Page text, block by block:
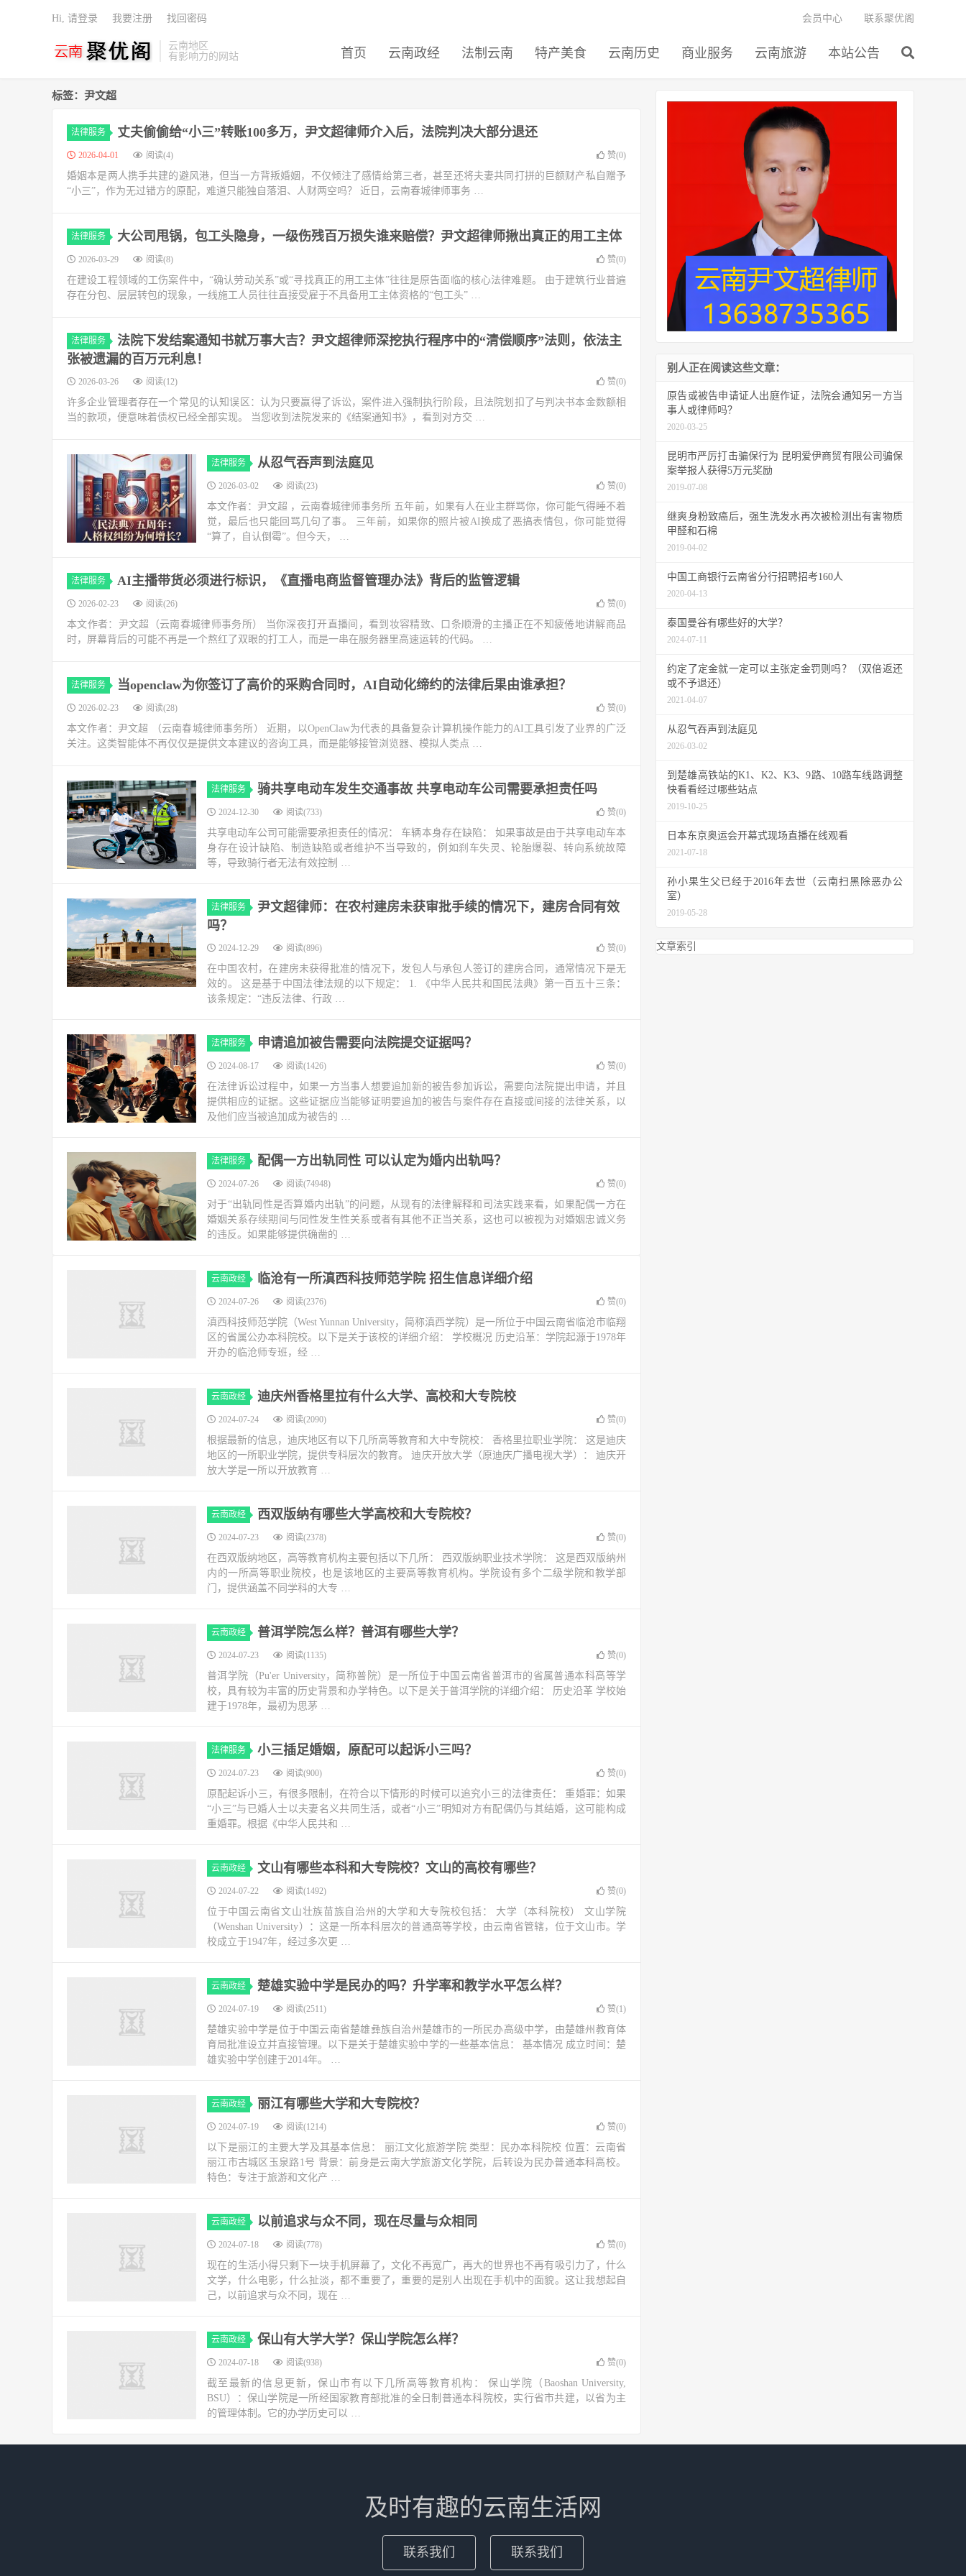
云南地区
有影响力的网站
首页 云南政经 法制云南 特产美食 云南历史 商业服务 云南旅游 本站公告
会员中心 联系聚优阁
Hi, 请登录 我要注册 找回密码
标签：尹文超
法律服务 丈夫偷偷给“小三”转账100多万，尹文超律师介入后，法院判决大部分退还
2026-04-01 阅读(4) 赞(0)
婚姻本是两人携手共建的避风港，但当一方背叛婚姻，不仅倾注了感情给第三者，甚至还将夫妻共同打拼的巨额财产私自赠予
“小三”，作为无过错方的原配，难道只能独自落泪、人财两空吗？ 近日，云南春城律师事务 …
法律服务 大公司甩锅，包工头隐身，一级伤残百万损失谁来赔偿？尹文超律师揪出真正的用工主体
2026-03-29 阅读(8) 赞(0)
在建设工程领域的工伤案件中，“确认劳动关系”或“寻找真正的用工主体”往往是原告面临的核心法律难题。 由于建筑行业普遍
存在分包、层层转包的现象，一线施工人员往往直接受雇于不具备用工主体资格的“包工头” …
法律服务
法院下发结案通知书就万事大吉？尹文超律师深挖执行程序中的“清偿顺序”法则，依法主
张被遗漏的百万元利息！
2026-03-26 阅读(12) 赞(0)
许多企业管理者存在一个常见的认知误区：认为只要赢得了诉讼，案件进入强制执行阶段，且法院划扣了与判决书本金数额相
当的款项，便意味着债权已经全部实现。 当您收到法院发来的《结案通知书》，看到对方交 …
法律服务 从忍气吞声到法庭见
2026-03-02 阅读(23) 赞(0)
本文作者：尹文超 ，云南春城律师事务所 五年前，如果有人在业主群骂你，你可能气得睡不着
觉，最后也只能回骂几句了事。 三年前，如果你的照片被AI换成了恶搞表情包，你可能觉得
“算了，自认倒霉”。但今天， …
法律服务 AI主播带货必须进行标识，《直播电商监督管理办法》背后的监管逻辑
2026-02-23 阅读(26) 赞(0)
本文作者：尹文超（云南春城律师事务所） 当你深夜打开直播间，看到妆容精致、口条顺滑的主播正在不知疲倦地讲解商品
时，屏幕背后的可能不再是一个熬红了双眼的打工人，而是一串在服务器里高速运转的代码。 …
法律服务 当openclaw为你签订了高价的采购合同时，AI自动化缔约的法律后果由谁承担？
2026-02-23 阅读(28) 赞(0)
本文作者：尹文超 （云南春城律师事务所） 近期，以OpenClaw为代表的具备复杂计算机操作能力的AI工具引发了业界的广泛
关注。这类智能体不再仅仅是提供文本建议的咨询工具，而是能够接管浏览器、模拟人类点 …
法律服务 骑共享电动车发生交通事故 共享电动车公司需要承担责任吗
2024-12-30 阅读(733) 赞(0)
共享电动车公司可能需要承担责任的情况： 车辆本身存在缺陷： 如果事故是由于共享电动车本
身存在设计缺陷、制造缺陷或者维护不当导致的，例如刹车失灵、轮胎爆裂、转向系统故障
等，导致骑行者无法有效控制 …
法律服务
尹文超律师：在农村建房未获审批手续的情况下，建房合同有效
吗？
2024-12-29 阅读(896) 赞(0)
在中国农村，在建房未获得批准的情况下，发包人与承包人签订的建房合同，通常情况下是无
效的。 这是基于中国法律法规的以下规定： 1. 《中华人民共和国民法典》第一百五十三条：
该条规定：“违反法律、行政 …
法律服务 申请追加被告需要向法院提交证据吗？
2024-08-17 阅读(1426) 赞(0)
在法律诉讼过程中，如果一方当事人想要追加新的被告参加诉讼，需要向法院提出申请，并且
提供相应的证据。这些证据应当能够证明要追加的被告与案件存在直接或间接的法律关系，以
及他们应当被追加成为被告的 …
法律服务 配偶一方出轨同性 可以认定为婚内出轨吗？
2024-07-26 阅读(74948) 赞(0)
对于“出轨同性是否算婚内出轨”的问题，从现有的法律解释和司法实践来看，如果配偶一方在
婚姻关系存续期间与同性发生性关系或者有其他不正当关系，这也可以被视为对婚姻忠诚义务
的违反。如果能够提供确凿的 …
云南政经 临沧有一所滇西科技师范学院 招生信息详细介绍
2024-07-26 阅读(2376) 赞(0)
滇西科技师范学院（West Yunnan University，简称滇西学院）是一所位于中国云南省临沧市临翔
区的省属公办本科院校。以下是关于该校的详细介绍： 学校概况 历史沿革：学院起源于1978年
开办的临沧师专班，经 …
云南政经 迪庆州香格里拉有什么大学、高校和大专院校
2024-07-24 阅读(2090) 赞(0)
根据最新的信息，迪庆地区有以下几所高等教育和大中专院校： 香格里拉职业学院： 这是迪庆
地区的一所职业学院，提供专科层次的教育。 迪庆开放大学（原迪庆广播电视大学）： 迪庆开
放大学是一所以开放教育 …
云南政经 西双版纳有哪些大学高校和大专院校？
2024-07-23 阅读(2378) 赞(0)
在西双版纳地区，高等教育机构主要包括以下几所： 西双版纳职业技术学院： 这是西双版纳州
内的一所高等职业院校，也是该地区的主要高等教育机构。学院设有多个二级学院和教学部
门，提供涵盖不同学科的大专 …
云南政经 普洱学院怎么样？普洱有哪些大学？
2024-07-23 阅读(1135) 赞(0)
普洱学院（Pu'er University，简称普院）是一所位于中国云南省普洱市的省属普通本科高等学
校，具有较为丰富的历史背景和办学特色。以下是关于普洱学院的详细介绍： 历史沿革 学校始
建于1978年，最初为思茅 …
法律服务 小三插足婚姻，原配可以起诉小三吗？
2024-07-23 阅读(900) 赞(0)
原配起诉小三，有很多限制，在符合以下情形的时候可以追究小三的法律责任： 重婚罪：如果
“小三”与已婚人士以夫妻名义共同生活，或者“小三”明知对方有配偶仍与其结婚，这可能构成
重婚罪。根据《中华人民共和 …
云南政经 文山有哪些本科和大专院校？文山的高校有哪些？
2024-07-22 阅读(1492) 赞(0)
位于中国云南省文山壮族苗族自治州的大学和大专院校包括： 大学（本科院校） 文山学院
（Wenshan University）：这是一所本科层次的普通高等学校，由云南省管辖，位于文山市。学
校成立于1947年，经过多次更 …
云南政经 楚雄实验中学是民办的吗？升学率和教学水平怎么样？
2024-07-19 阅读(2511) 赞(1)
楚雄实验中学是位于中国云南省楚雄彝族自治州楚雄市的一所民办高级中学，由楚雄州教育体
育局批准设立并直接管理。以下是关于楚雄实验中学的一些基本信息： 基本情况 成立时间：楚
雄实验中学创建于2014年。 …
云南政经 丽江有哪些大学和大专院校？
2024-07-19 阅读(1214) 赞(0)
以下是丽江的主要大学及其基本信息： 丽江文化旅游学院 类型：民办本科院校 位置：云南省
丽江市古城区玉泉路1号 背景：前身是云南大学旅游文化学院，后转设为民办普通本科高校。
特色：专注于旅游和文化产 …
云南政经 以前追求与众不同，现在尽量与众相同
2024-07-18 阅读(778) 赞(0)
现在的生活小得只剩下一块手机屏幕了，文化不再宽广，再大的世界也不再有吸引力了，什么
文学，什么电影，什么扯淡，都不重要了，重要的是别人出现在手机中的面貌。这让我想起自
己，以前追求与众不同，现在 …
云南政经 保山有大学大学？保山学院怎么样？
2024-07-18 阅读(938) 赞(0)
截至最新的信息更新，保山市有以下几所高等教育机构： 保山学院（Baoshan University,
BSU）：保山学院是一所经国家教育部批准的全日制普通本科院校，实行省市共建，以省为主
的管理体制。它的办学历史可以 …
别人正在阅读这些文章：
原告或被告申请证人出庭作证，法院会通知另一方当
事人或律师吗？
2020-03-25
昆明市严厉打击骗保行为 昆明爱伊商贸有限公司骗保
案举报人获得5万元奖励
2019-07-08
继爽身粉致癌后，强生洗发水再次被检测出有害物质
甲醛和石棉
2019-04-02
中国工商银行云南省分行招聘招考160人
2020-04-13
泰国曼谷有哪些好的大学？
2024-07-11
约定了定金就一定可以主张定金罚则吗？（双倍返还
或不予退还）
2021-04-07
从忍气吞声到法庭见
2026-03-02
到楚雄高铁站的K1、K2、K3、9路、10路车线路调整
快看看经过哪些站点
2019-10-25
日本东京奥运会开幕式现场直播在线观看
2021-07-18
孙小果生父已经于2016年去世（云南扫黑除恶办公
室）
2019-05-28
文章索引
及时有趣的云南生活网
联系我们 联系我们